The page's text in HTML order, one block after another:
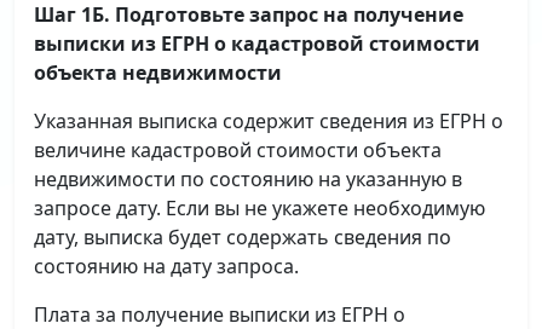
Шаг 1Б. Подготовьте запрос на получение
выписки из ЕГРН о кадастровой стоимости
объекта недвижимости
Указанная выписка содержит сведения из ЕГРН о
величине кадастровой стоимости объекта
недвижимости по состоянию на указанную в
запросе дату. Если вы не укажете необходимую
дату, выписка будет содержать сведения по
состоянию на дату запроса.
Плата за получение выписки из ЕГРН о